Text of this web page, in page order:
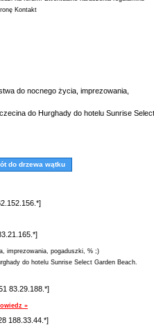
Kontakt
do nocnego życia, imprezowania,
do Hurghady do hotelu Sunrise Select
do drzewa wątku
imprezowania, pogaduszki, % ;)
do hotelu Sunrise Select Garden Beach.
83.29.188.*]
»
188.33.44.*]